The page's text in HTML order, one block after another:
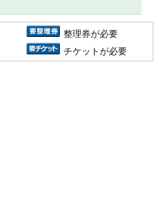
整理券が必要
チケットが必要